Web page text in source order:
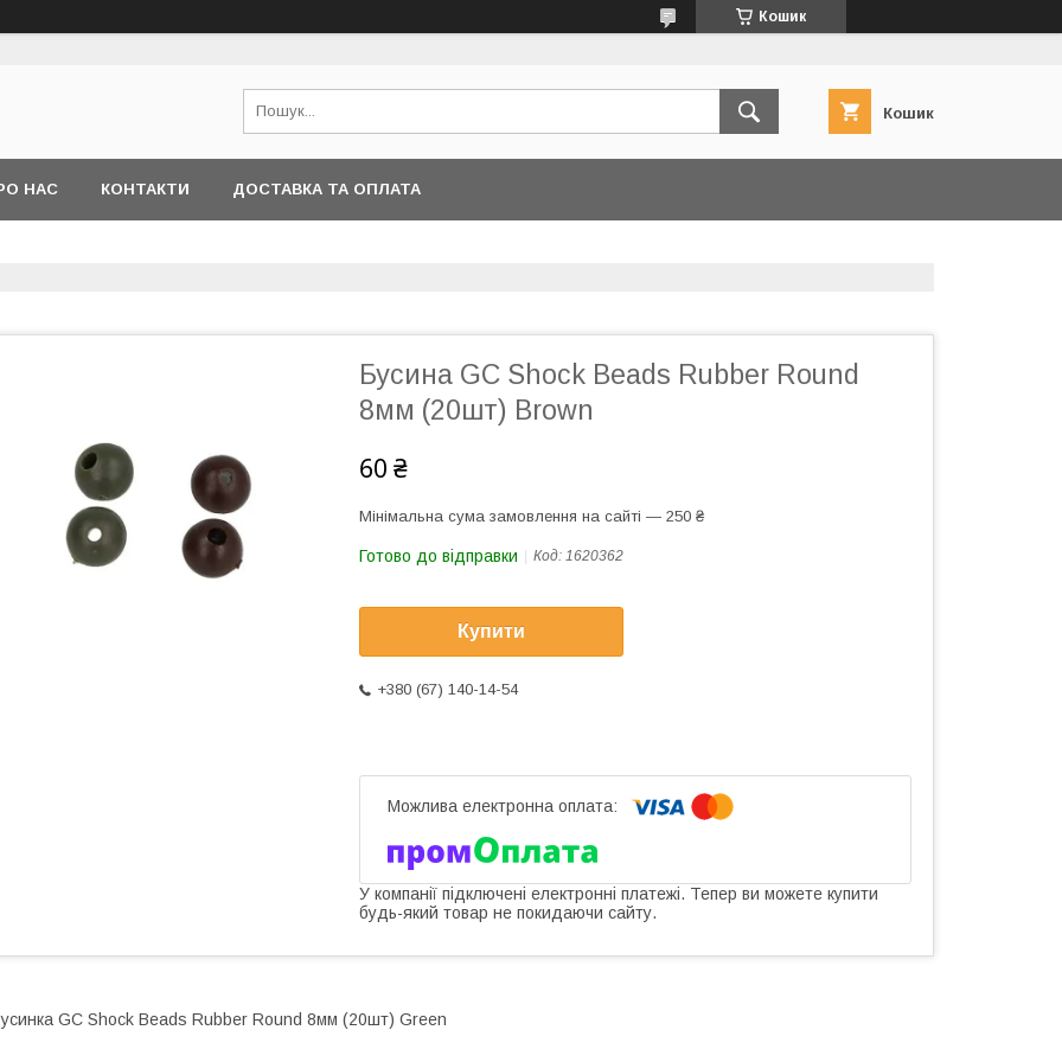
Кошик
Кошик
НАС КОНТАКТИ ДОСТАВКА ТА ОПЛАТА
Бусина GC Shock Beads Rubber Round
8мм (20шт) Brown
60 ₴
Мінімальна сума замовлення на сайті — 250 ₴
Готово до відправки Код: 1620362
Купити
+380 (67) 140-14-54
У компанії підключені електронні платежі. Тепер ви можете купити
будь-який товар не покидаючи сайту.
GC Shock Beads Rubber Round 8мм (20шт) Green